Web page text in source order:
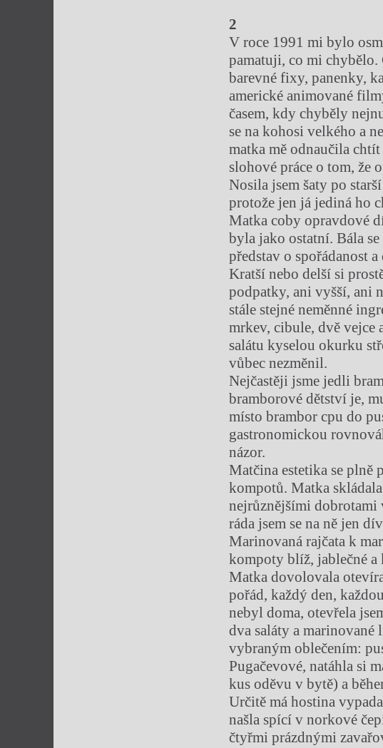
2
V roce 1991 mi bylo
pamatuji, co mi chybělo.
barevné fixy, panenky,
americké animované
časem, kdy chyběly
se na kohosi velkého a
matka mě odnaučila
slohové práce o tom, že
Nosila jsem šaty po
protože jen já jediná ho
Matka coby opravdové
byla jako ostatní. Bála
představ o spořádanost
Kratší nebo delší si
podpatky, ani vyšší, ani
stále stejné neměnné
mrkev, cibule, dvě vejce
salátu kyselou okurku
vůbec nezměnil.
Nejčastěji jsme jedli
bramborové dětství je,
místo brambor cpu do
gastronomickou
názor.
Matčina estetika se plně
kompotů. Matka
nejrůznějšími dobrotami
ráda jsem se na ně jen
Marinovaná rajčata k
kompoty blíž, jablečné a
Matka dovolovala
pořád, každý den,
nebyl doma, otevřela
dva saláty a marinované
vybraným oblečením:
Pugačevové, natáhla si
kus oděvu v bytě) a
Určitě má hostina
našla spící v norkové
čtyřmi prázdnými